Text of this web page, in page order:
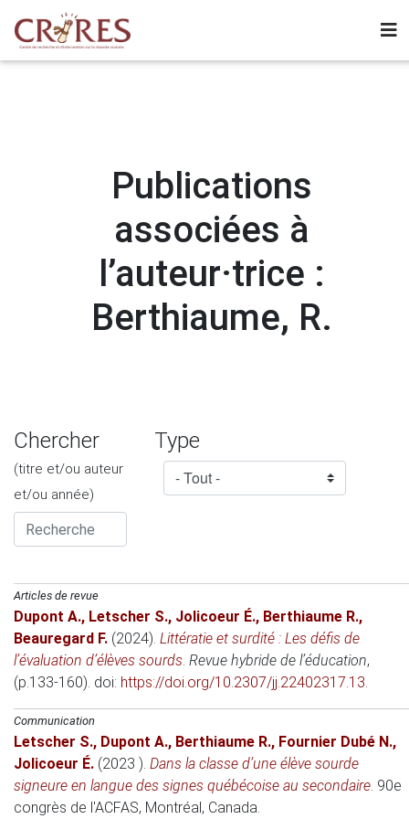
Publications
associées à
l’auteur·trice :
Berthiaume, R.
Chercher
(titre et/ou auteur
et/ou année)
Type
Articles de revue
Dupont A., Letscher S., Jolicoeur É., Berthiaume R.,
Beauregard F. (2024). Littératie et surdité : Les défis de
l’évaluation d’élèves sourds. Revue hybride de l’éducation,
(p.133-160). doi: https://doi.org/10.2307/jj.22402317.13.
Communication
Letscher S., Dupont A., Berthiaume R., Fournier Dubé N.,
Jolicoeur É. (2023 ). Dans la classe d’une élève sourde
signeure en langue des signes québécoise au secondaire. 90e
congrès de l'ACFAS, Montréal, Canada.